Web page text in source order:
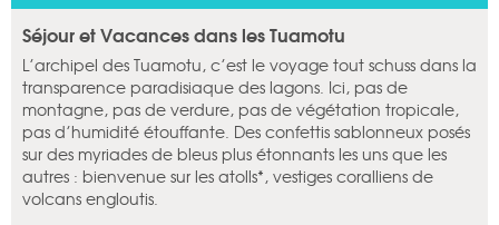
Séjour et Vacances dans les Tuamotu
L’archipel des Tuamotu, c’est le voyage tout schuss dans la
transparence paradisiaque des lagons. Ici, pas de
montagne, pas de verdure, pas de végétation tropicale,
pas d’humidité étouffante. Des confettis sablonneux posés
sur des myriades de bleus plus étonnants les uns que les
autres : bienvenue sur les atolls*, vestiges coralliens de
volcans engloutis.